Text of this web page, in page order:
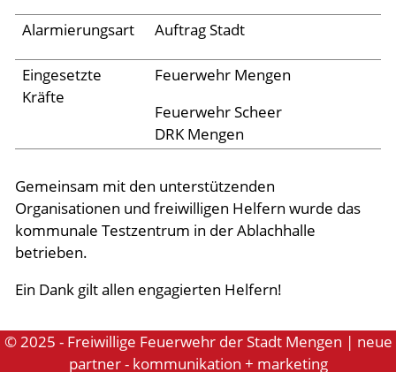
Aktuelles
Links
Alarmierungsart Auftrag Stadt
Eingesetzte
Kräfte
Feuerwehr Mengen
Feuerwehr Scheer
DRK Mengen
Gemeinsam mit den unterstützenden
Organisationen und freiwilligen Helfern wurde das
kommunale Testzentrum in der Ablachhalle
betrieben.
Ein Dank gilt allen engagierten Helfern!
© 2025 - Freiwillige Feuerwehr der Stadt Mengen | neue
partner - kommunikation + marketing